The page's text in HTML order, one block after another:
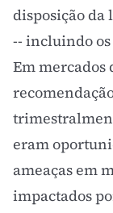
disposição da
-- incluindo
Em
eram
ameaças em
impactados